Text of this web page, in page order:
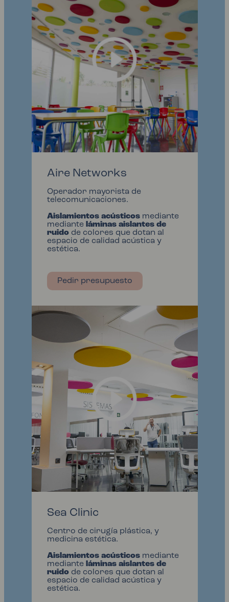
Aire Networks
Operador mayorista de
telecomunicaciones.
Aislamientos acústicosmediante
mediante láminas aislantes de
ruidode colores que dotan al
espacio de calidad acústica y
estética.
Pedir presupuesto
Sea Clinic
Centro de cirugía plástica, y
medicina estética.
Aislamientos acústicosmediante
mediante láminas aislantes de
ruidode colores que dotan al
espacio de calidad acústica y
estética.